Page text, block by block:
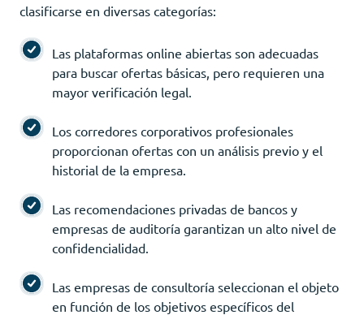
clasificarse en diversas categorías:
Las plataformas online abiertas son adecuadas
para buscar ofertas básicas, pero requieren una
mayor verificación legal.
Los corredores corporativos profesionales
proporcionan ofertas con un análisis previo y el
historial de la empresa.
Las recomendaciones privadas de bancos y
empresas de auditoría garantizan un alto nivel de
confidencialidad.
Las empresas de consultoría seleccionan el objeto
en función de los objetivos específicos del